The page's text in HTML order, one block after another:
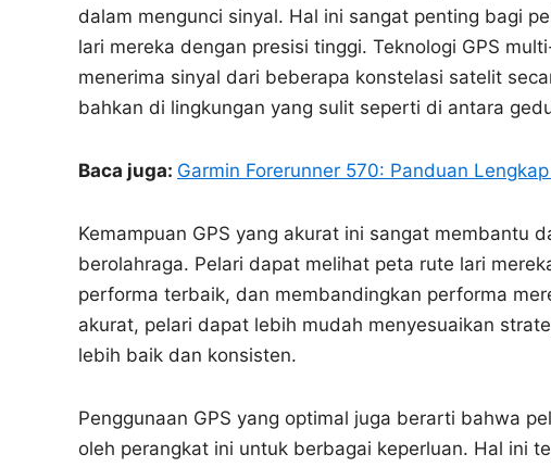
dalam mengunci sinyal. Hal ini sangat penting bagi
lari mereka dengan presisi tinggi. Teknologi GPS
menerima sinyal dari beberapa konstelasi satelit
bahkan di lingkungan yang sulit seperti di antara
Baca juga: Garmin Forerunner 570: Panduan
Kemampuan GPS yang akurat ini sangat membantu
berolahraga. Pelari dapat melihat peta rute lari
performa terbaik, dan membandingkan performa
akurat, pelari dapat lebih mudah menyesuaikan
lebih baik dan konsisten.
Penggunaan GPS yang optimal juga berarti bahwa
oleh perangkat ini untuk berbagai keperluan. Hal ini